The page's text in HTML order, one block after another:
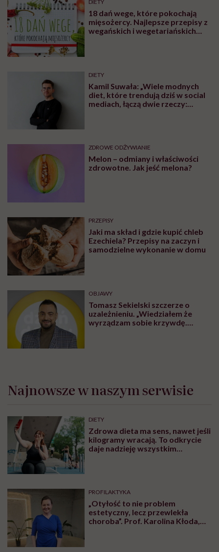
DIETY
18 dań wege, które pokochają
mięsożercy. Najlepsze przepisy z
wegańskich i wegetariańskich
DIETY
Kamil Suwała: „Wiele modnych
diet, które trendują dziś w social
mediach, łączą dwie rzeczy:
ZDROWE ODŻYWIANIE
Melon – odmiany i właściwości
zdrowotne. Jak jeść melona?
PRZEPISY
Jaki ma skład i gdzie kupić chleb
Ezechiela? Przepisy na zaczyn i
samodzielne wykonanie w domu
OBJAWY
Tomasz Sekielski szczerze o
uzależnieniu. „Wiedziałem że
wyrządzam sobie krzywdę.
Najnowsze w naszym serwisie
DIETY
Zdrowa dieta ma sens, nawet jeśli
kilogramy wracają. To odkrycie
daje nadzieję wszystkim
PROFILAKTYKA
„Otyłość to nie problem
estetyczny, lecz przewlekła
choroba”. Prof. Karolina Kłoda,